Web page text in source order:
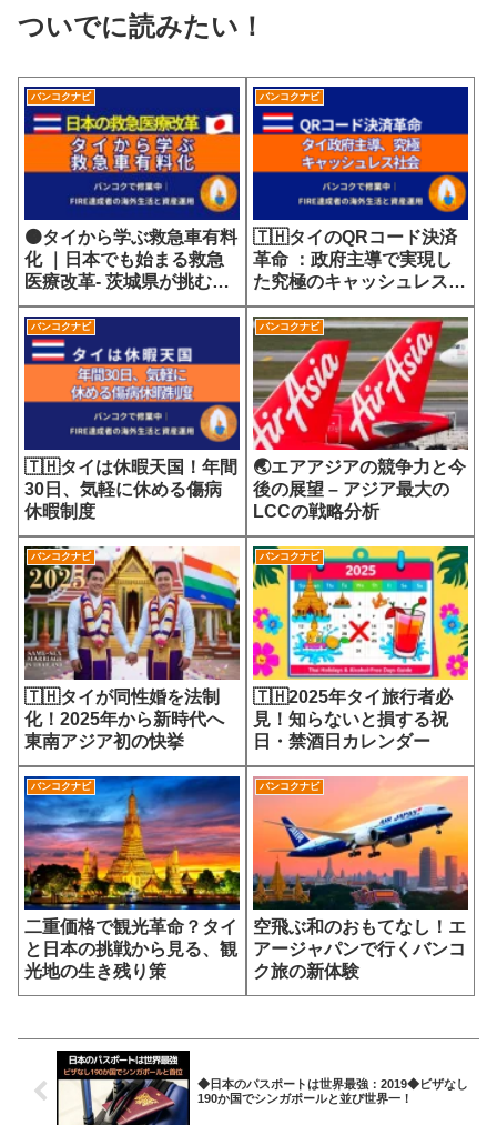
ついでに読みたい！
バンコクナビ
🟠タイから学ぶ救急車有料
化 ｜日本でも始まる救急
医療改革- 茨城県が挑む
7700円の選定療養費が示
す医療サービスの未来
バンコクナビ
🇹🇭タイのQRコード決済
革命 ：政府主導で実現し
た究極のキャッシュレス社
会
バンコクナビ
🇹🇭タイは休暇天国！年間
30日、気軽に休める傷病
休暇制度
バンコクナビ
🌏エアアジアの競争力と今
後の展望 – アジア最大の
LCCの戦略分析
バンコクナビ
🇹🇭タイが同性婚を法制
化！2025年から新時代へ
東南アジア初の快挙
バンコクナビ
🇹🇭2025年タイ旅行者必
見！知らないと損する祝
日・禁酒日カレンダー
バンコクナビ
二重価格で観光革命？タイ
と日本の挑戦から見る、観
光地の生き残り策
バンコクナビ
空飛ぶ和のおもてなし！エ
アージャパンで行くバンコ
ク旅の新体験
◆日本のパスポートは世界最強：2019◆ビザなし
190か国でシンガポールと並び世界一！